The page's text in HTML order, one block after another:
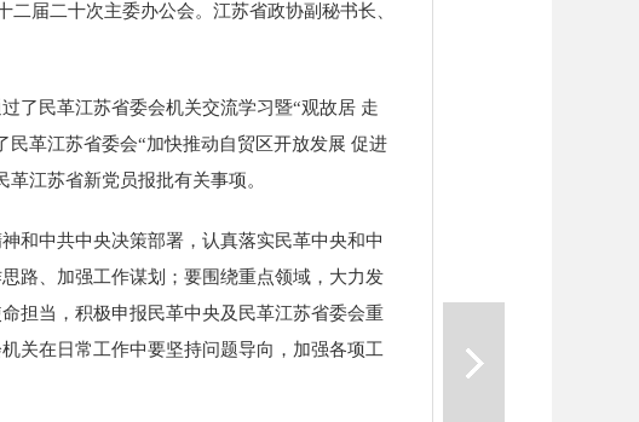
届二十次主委办公会。江苏省政协副秘书长、
了民革江苏省委会机关交流学习暨“观故居 走
革江苏省委会“加快推动自贸区开放发展 促进
革江苏省新党员报批有关事项。
和中共中央决策部署，认真落实民革中央和中
路、加强工作谋划；要围绕重点领域，大力发
担当，积极申报民革中央及民革江苏省委会重
关在日常工作中要坚持问题导向，加强各项工
下一篇